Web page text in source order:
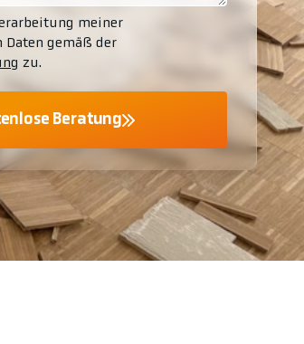
meiner
Daten gemäß der
zu.
Beratung